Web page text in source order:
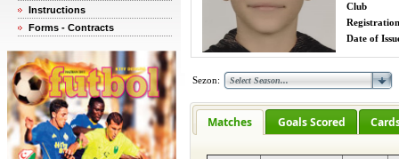
Instructions
Forms - Contracts
Club
Date of
Sezon:
Matches Goals Scored